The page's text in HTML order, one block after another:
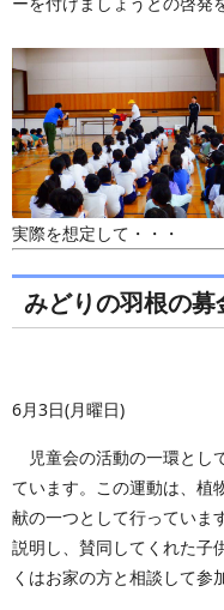
実際を想定して・・・
みどりの羽根の募
6月3日(月曜日)
児童会の活動の一環とし
ています。この運動は、植
献の一つとして行っていま
説明し、賛同してくれた子
くはお家の方と相談して参